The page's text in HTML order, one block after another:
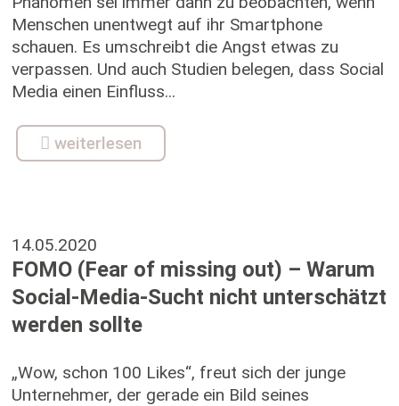
Menschen unentwegt auf ihr Smartphone
schauen. Es umschreibt die Angst etwas zu
verpassen. Und auch Studien belegen, dass Social
Media einen Einfluss...
weiterlesen
14.05.2020
FOMO (Fear of missing out) – Warum
Social-Media-Sucht nicht unterschätzt
werden sollte
„Wow, schon 100 Likes“, freut sich der junge
Unternehmer, der gerade ein Bild seines